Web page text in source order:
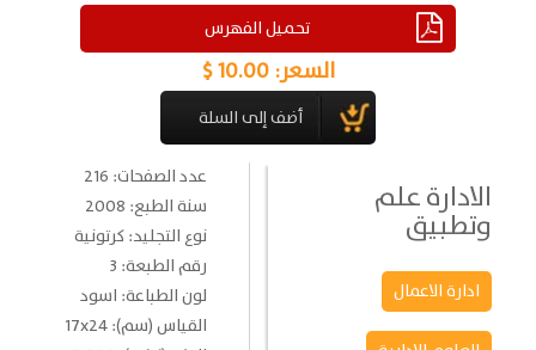
تحميل الفهرس
السعر:10.00 $
الادارة علم
وتطبيق
ادارة الاعمال
عدد الصفحات: 216
سنة الطبع: 2008
نوع التجليد: كرتونية
رقم الطبعة: 3
لون الطباعة: اسود
القياس (سم): 17x24